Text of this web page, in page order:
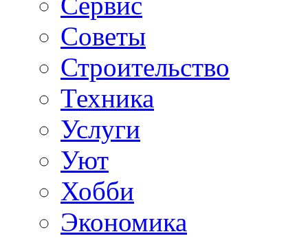
Советы
Строительство
Техника
Услуги
Уют
Хобби
Экономика